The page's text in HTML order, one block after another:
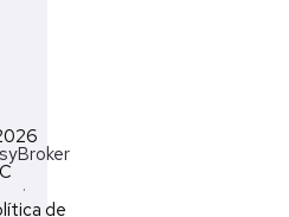
·
de